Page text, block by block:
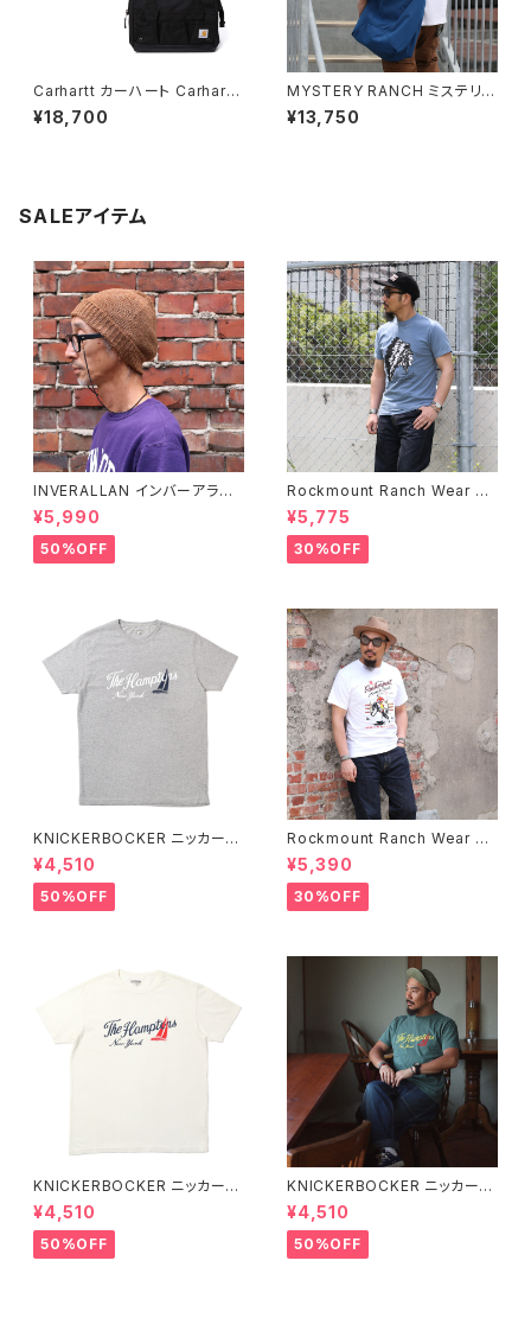
Carhartt カーハート Carhartt
カーハート CT0351 14 Inch 2
5 Pocket Heavyweight To
¥18,700
MYSTERY RANCH ミステリー
ランチ BINDLE 20 ビンドル シ
ョルダーバッグ トートバッグ 全3
¥13,750
SALEアイテム
INVERALLAN インバーアラン 1
00%ピュアウール ニットキャッ
プ 全8色
¥5,990
50%OFF
Rockmount Ranch Wear ロ
ックマウント ランチウェア Chie
f Western T-Shirt 半袖Tシャ
ツ 全2色
¥5,775
30%OFF
KNICKERBOCKER ニッカーボ
ッカー HEATHER GREY ハン
プトン Tシャツ
¥4,510
50%OFF
Rockmount Ranch Wear ロ
ックマウント ランチウェア Rock
mount Bronc Western T-Sh
irt 半袖Tシャツ 全3色
¥5,390
30%OFF
KNICKERBOCKER ニッカーボ
ッカー MILK ハンプトン Tシャ
ツ
¥4,510
50%OFF
KNICKERBOCKER ニッカーボ
ッカー GREEN ハンプトン Tシ
ャツ
¥4,510
50%OFF